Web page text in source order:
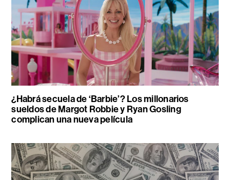
¿Habrá secuela de ‘Barbie’? Los millonarios
sueldos de Margot Robbie y Ryan Gosling
complican una nueva película